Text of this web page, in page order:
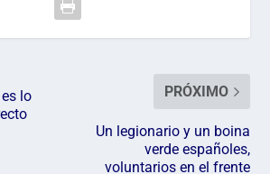
lo
PRÓXIMO
Un legionario y un boina
verde españoles,
voluntarios en el frente